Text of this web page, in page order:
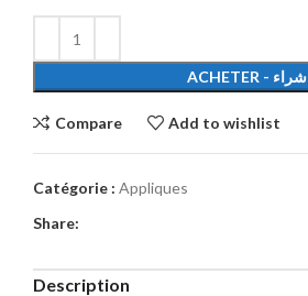
ACHETER - شراء
Compare Add to wishlist
Catégorie : Appliques
Share:
Description